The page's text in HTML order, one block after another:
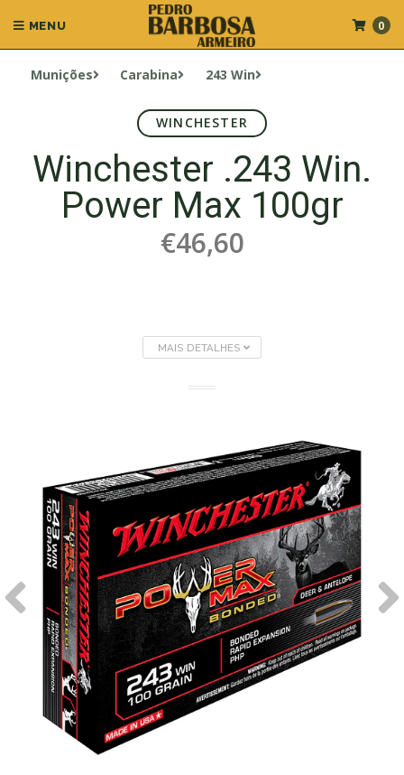
MENU 0
Munições Carabina 243 Win
WINCHESTER
Winchester .243 Win.
Power Max 100gr
€46,60
MAIS DETALHES